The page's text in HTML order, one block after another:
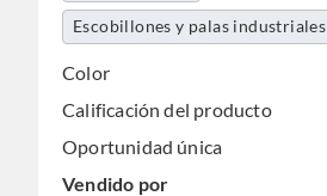
Escobillones y palas industriales
Color
Calificación del producto
Oportunidad única
Vendido por